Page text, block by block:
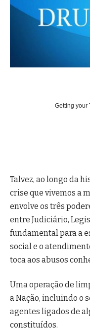
Getting your
Talvez, ao longo da
crise que vivemos a
envolve os três
entre Judiciário,
fundamental para a
social e o
toca aos abusos
Uma operação de
a Nação, incluindo o
agentes ligados de
constituídos.